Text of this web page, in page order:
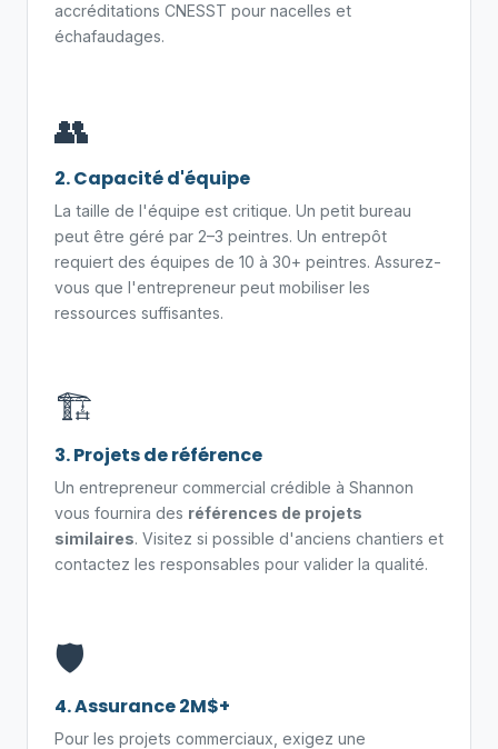
accréditations CNESST pour nacelles et
échafaudages.
👥
2. Capacité d'équipe
La taille de l'équipe est critique. Un petit bureau
peut être géré par 2–3 peintres. Un entrepôt
requiert des équipes de 10 à 30+ peintres. Assurez-
vous que l'entrepreneur peut mobiliser les
ressources suffisantes.
🏗️
3. Projets de référence
Un entrepreneur commercial crédible à Shannon
vous fournira des références de projets
similaires. Visitez si possible d'anciens chantiers et
contactez les responsables pour valider la qualité.
🛡️
4. Assurance 2M$+
Pour les projets commerciaux, exigez une